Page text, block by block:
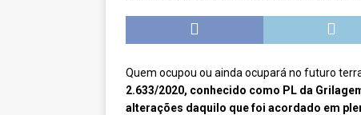
[ outubro 3, 2022 ] Yanomami
[ maio 16, 2022 ] Ameaças do
Quem ocupou ou ainda ocupará no futuro
2.633/2020, conhecido como PL da
alterações daquilo que foi acordado em